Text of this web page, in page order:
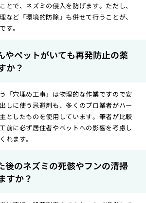
とで、ネズミの侵入を防げます。ただし、
など「環境的防除」も併せて行うことが、
す。
やペットがいても再発防止の薬
か？
「穴埋め工事」は物理的な作業ですので安
しに使う忌避剤も、多くのプロ業者がハー
としたものを使用しています。筆者が比較
前に必ず居住者やペットへの影響を考慮し
れます。
後のネズミの死骸やフンの清掃
すか？